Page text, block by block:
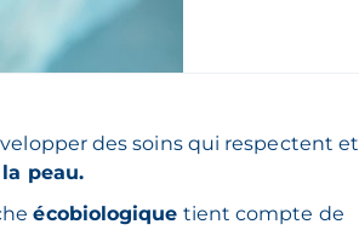
des soins qui respectent et
peau.
écobiologique tient compte de